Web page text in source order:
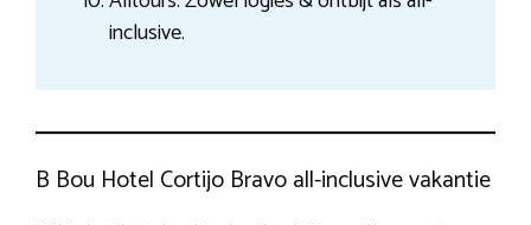
inclusive.
B Bou Hotel Cortijo Bravo all-inclusive vakantie